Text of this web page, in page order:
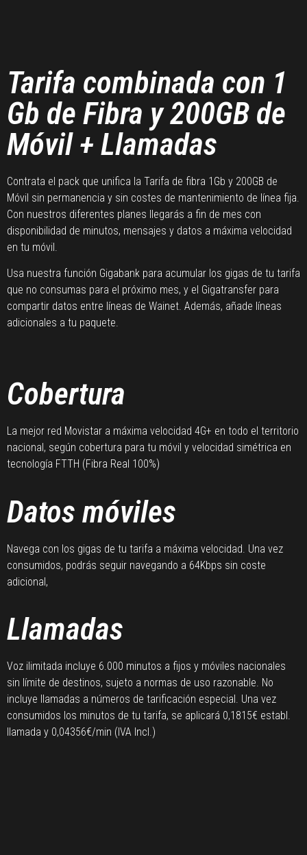
Tarifa combinada con 1
Gb de Fibra y 200GB de
Móvil + Llamadas
Contrata el pack que unifica la Tarifa de fibra 1Gb y 200GB de
Móvil sin permanencia y sin costes de mantenimiento de línea fija.
Con nuestros diferentes planes llegarás a fin de mes con
disponibilidad de minutos, mensajes y datos a máxima velocidad
en tu móvil.
Usa nuestra función Gigabank para acumular los gigas de tu tarifa
que no consumas para el próximo mes, y el Gigatransfer para
compartir datos entre líneas de Wainet. Además, añade líneas
adicionales a tu paquete.
Cobertura
La mejor red Movistar a máxima velocidad 4G+ en todo el territorio
nacional, según cobertura para tu móvil y velocidad simétrica en
tecnología FTTH (Fibra Real 100%)
Datos móviles
Navega con los gigas de tu tarifa a máxima velocidad. Una vez
consumidos, podrás seguir navegando a 64Kbps sin coste
adicional,
Llamadas
Voz ilimitada incluye 6.000 minutos a fijos y móviles nacionales
sin límite de destinos, sujeto a normas de uso razonable. No
incluye llamadas a números de tarificación especial. Una vez
consumidos los minutos de tu tarifa, se aplicará 0,1815€ establ.
llamada y 0,04356€/min (IVA Incl.)